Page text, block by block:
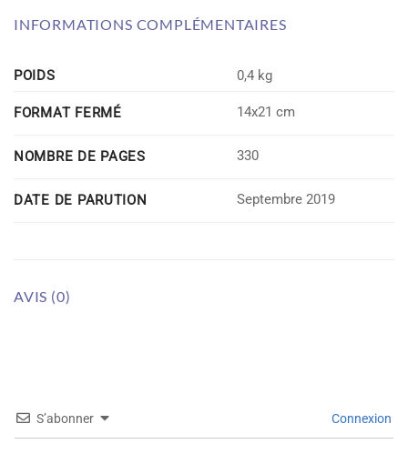
INFORMATIONS COMPLÉMENTAIRES
POIDS 0,4 kg
FORMAT FERMÉ 14x21 cm
NOMBRE DE PAGES 330
DATE DE PARUTION Septembre 2019
AVIS (0)
S’abonner Connexion